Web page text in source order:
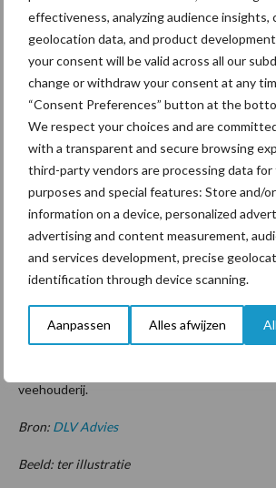
effectiveness, analyzing audience insights,
geolocation data, and product
your consent will be valid across all our
change or withdraw your consent at any
“Consent Preferences” button at the
We respect your choices and are
with a transparent and secure browsing
third-party vendors are processing data
purposes and special features: Store and/
information on a device, personalized
advertising and content measurement,
and services development, precise
identification through device scanning.
Aanpassen Alles afwijzen
geholpen heeft om weloverwogen keuzes te
Hoewel niet alles direct kan worden
project, is het duidelijk dat het project
klimaat’ een waardevolle bijdrage heeft
verduurzaming en verbetering van de
persoonlijke begeleiding en de uitwisseling
tussen de deelnemers hebben ervoor
met meer vertrouwen en expertise hun
optimaliseren voor de toekomst.
de bewustwording rondom duurzame
succes van dit project benadrukt het belang
veehouderij.
Bron: DLV Advies
Beeld: ter illustratie